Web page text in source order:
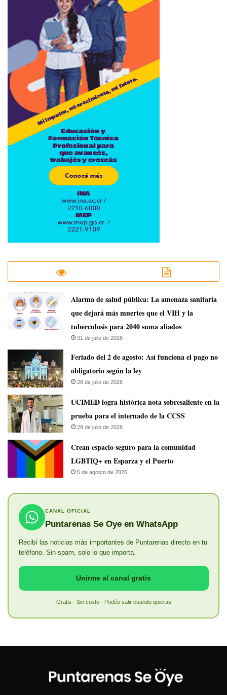
​Alarma de salud pública: La amenaza sanitaria
que dejará más muertes que el VIH y la
tuberculosis para 2040 suma aliados
31 de julio de 2026
Feriado del 2 de agosto: Así funciona el pago no
obligatorio según la ley
28 de julio de 2026
UCIMED logra histórica nota sobresaliente en la
prueba para el internado de la CCSS
29 de julio de 2026
Crean espacio seguro para la comunidad
LGBTIQ+ en Esparza y el Puerto
5 de agosto de 2026
CANAL OFICIAL
Puntarenas Se Oye en WhatsApp
Recibí las noticias más importantes de Puntarenas directo en tu
teléfono. Sin spam, solo lo que importa.
Unirme al canal gratis
Gratis · Sin costo · Podés salir cuando quieras